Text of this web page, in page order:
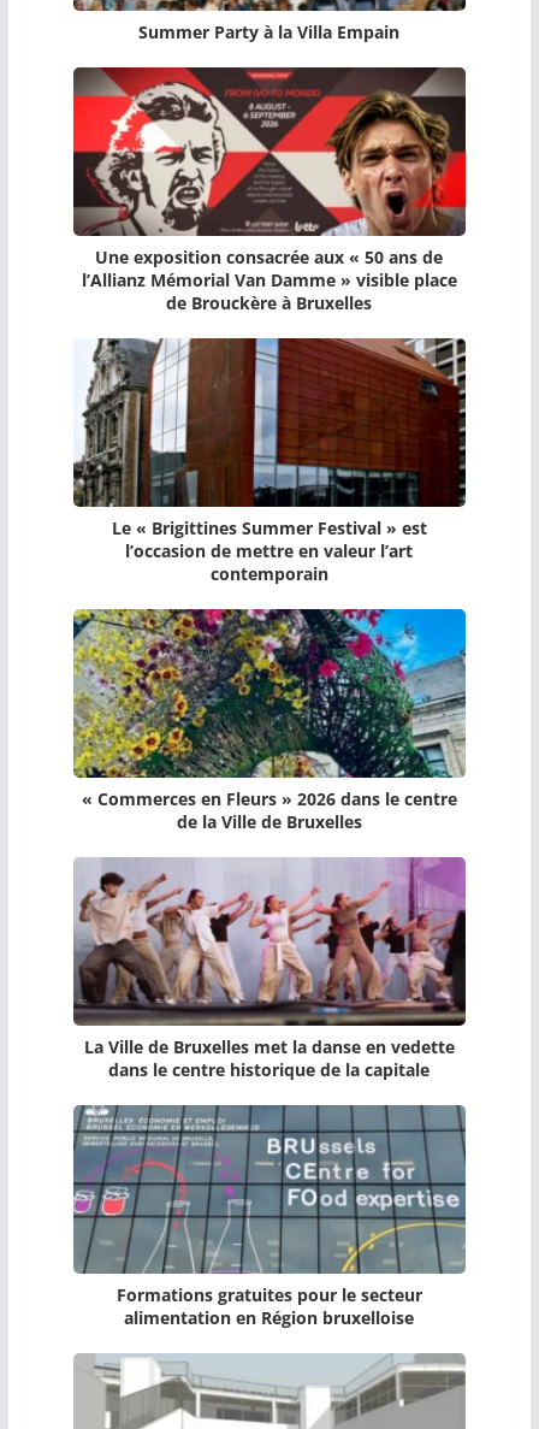
Summer Party à la Villa Empain
Une exposition consacrée aux « 50 ans de
l’Allianz Mémorial Van Damme » visible place
de Brouckère à Bruxelles
Le « Brigittines Summer Festival » est
l’occasion de mettre en valeur l’art
contemporain
« Commerces en Fleurs » 2026 dans le centre
de la Ville de Bruxelles
La Ville de Bruxelles met la danse en vedette
dans le centre historique de la capitale
Formations gratuites pour le secteur
alimentation en Région bruxelloise